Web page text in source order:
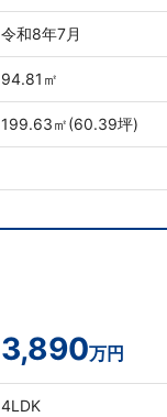
令和8年7月
94.81㎡
199.63㎡(60.39坪)
3,890万円
4LDK